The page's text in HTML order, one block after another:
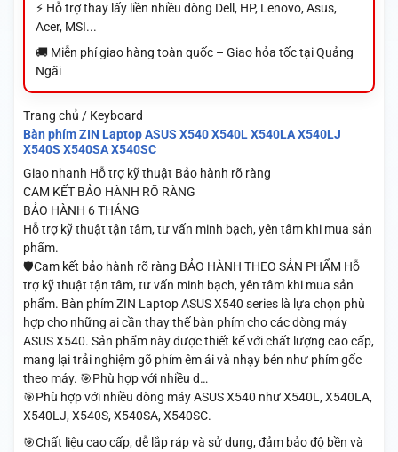
⚡ Hỗ trợ thay lấy liền nhiều dòng Dell, HP, Lenovo, Asus,
Acer, MSI...
🚚 Miễn phí giao hàng toàn quốc – Giao hỏa tốc tại Quảng
Ngãi
Trang chủ / Keyboard
Bàn phím ZIN Laptop ASUS X540 X540L X540LA X540LJ
X540S X540SA X540SC
Giao nhanh Hỗ trợ kỹ thuật Bảo hành rõ ràng
CAM KẾT BẢO HÀNH RÕ RÀNG
BẢO HÀNH 6 THÁNG
Hỗ trợ kỹ thuật tận tâm, tư vấn minh bạch, yên tâm khi mua sản
phẩm.
🛡️Cam kết bảo hành rõ ràng BẢO HÀNH THEO SẢN PHẨM Hỗ
trợ kỹ thuật tận tâm, tư vấn minh bạch, yên tâm khi mua sản
phẩm. Bàn phím ZIN Laptop ASUS X540 series là lựa chọn phù
hợp cho những ai cần thay thế bàn phím cho các dòng máy
ASUS X540. Sản phẩm này được thiết kế với chất lượng cao cấp,
mang lại trải nghiệm gõ phím êm ái và nhạy bén như phím gốc
theo máy. 🎯Phù hợp với nhiều d…
🎯Phù hợp với nhiều dòng máy ASUS X540 như X540L, X540LA,
X540LJ, X540S, X540SA, X540SC.
🎯Chất liệu cao cấp, dễ lắp ráp và sử dụng, đảm bảo độ bền và